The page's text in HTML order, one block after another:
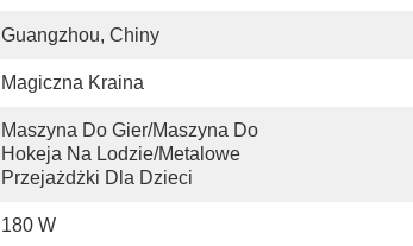
Guangzhou, Chiny
Magiczna Kraina
Maszyna Do Gier/maszyna Do
Hokeja Na Lodzie/metalowe
Przejażdżki Dla Dzieci
180 W